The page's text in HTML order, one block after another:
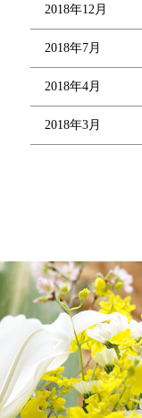
2018年12月
2018年7月
2018年4月
2018年3月